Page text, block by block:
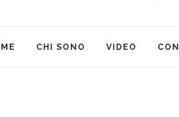
CHI SONO VIDEO